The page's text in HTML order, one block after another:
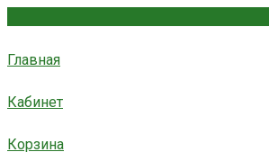
Главная
Кабинет
Корзина